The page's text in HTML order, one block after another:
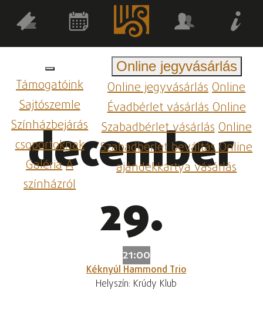
Támogatóink
Sajtószemle
Színházbejárás
csoportoknak
GalériaA
színházról
Online jegyvásárlás
Online jegyvásárlásOnline
Évadbérlet vásárlásOnline
Szabadbérlet vásárlásOnline
Szabadbérlet beváltásOnline
ajándékkártya vásárlás
december
29.
21:00
Kéknyúl Hammond Trio
Helyszín: Krúdy Klub